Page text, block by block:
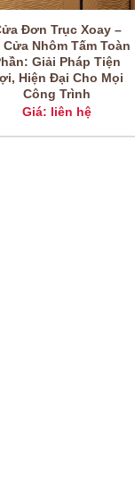
Đơn Trục Xoay –
Cửa Nhôm Tấm Toàn
Giải Pháp Tiện
Hiện Đại Cho Mọi
Công Trình
Giá: liên hệ